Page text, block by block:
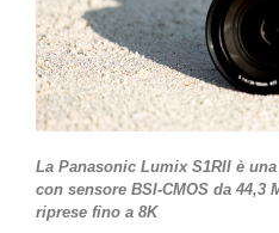
La Panasonic Lumix S1RII è
con sensore BSI-CMOS da 44,3
riprese fino a 8K